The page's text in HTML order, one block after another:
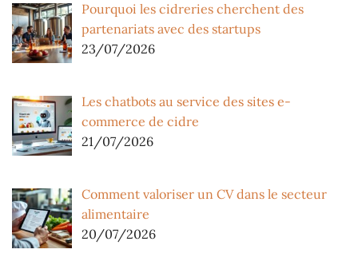
Pourquoi les cidreries cherchent des
partenariats avec des startups
23/07/2026
Les chatbots au service des sites e-
commerce de cidre
21/07/2026
Comment valoriser un CV dans le secteur
alimentaire
20/07/2026